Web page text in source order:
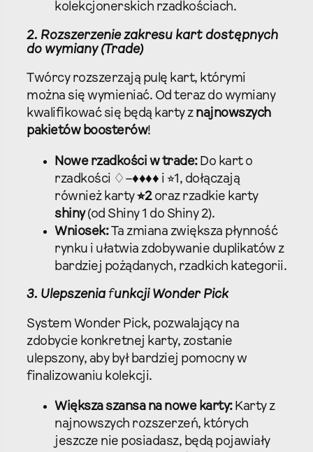
kolekcjonerskich rzadkościach.
2. Rozszerzenie zakresu kart dostępnych
do wymiany (Trade)
Twórcy rozszerzają pulę kart, którymi
można się wymieniać. Od teraz do wymiany
kwalifikować się będą karty z najnowszych
pakietów boosterów!
Nowe rzadkości w trade:Do kart o
rzadkości ♢–♦♦♦♦ i ⭐︎1, dołączają
również karty⭐︎2oraz rzadkie karty
shiny(od Shiny 1 do Shiny 2).
Wniosek:Ta zmiana zwiększa płynność
rynku i ułatwia zdobywanie duplikatów z
bardziej pożądanych, rzadkich kategorii.
3. Ulepszenia funkcji Wonder Pick
System Wonder Pick, pozwalający na
zdobycie konkretnej karty, zostanie
ulepszony, aby był bardziej pomocny w
finalizowaniu kolekcji.
Większa szansa na nowe karty:Karty z
najnowszych rozszerzeń, których
jeszcze nie posiadasz, będą pojawiały